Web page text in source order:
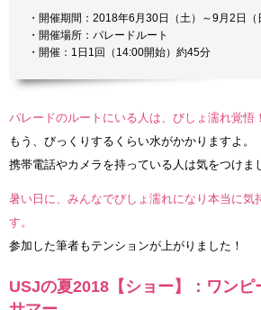
・開催期間：2018年6月30日（土）～9月2日（
・開催場所：パレードルート
・開催：1日1回（14:00開始）約45分
パレードのルートにいる人は、びしょ濡れ覚悟！
もう、びっくりするくらい水がかかりますよ。
携帯電話やカメラを持っている人は気をつけま
暑い日に、みんなでびしょ濡れになり本当に気
す。
参加した筆者もテンションが上がりました！
USJの夏2018【ショー】：ワンピ